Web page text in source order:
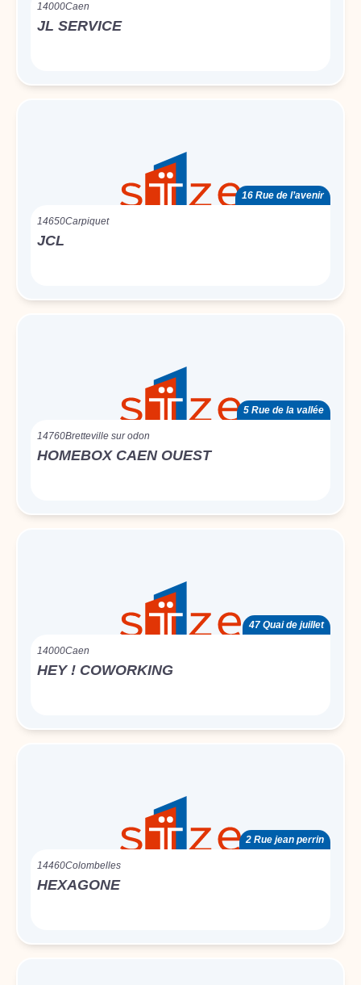
14000Caen
JL SERVICE
16 Rue de l’avenir
14650Carpiquet
JCL
5 Rue de la vallée
14760Bretteville sur odon
HOMEBOX CAEN OUEST
47 Quai de juillet
14000Caen
HEY ! COWORKING
2 Rue jean perrin
14460Colombelles
HEXAGONE